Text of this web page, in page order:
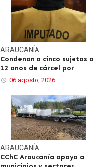
ARAUCANÍA
Condenan a cinco sujetos a
12 años de cárcel por
06 agosto, 2026
ARAUCANÍA
CChC Araucanía apoya a